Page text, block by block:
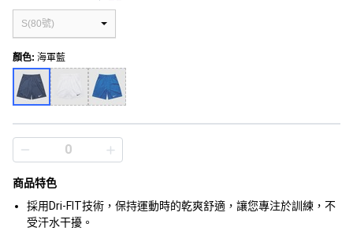
S(80號)
顏色: 海軍藍
商品特色
採用Dri-FIT技術，保持運動時的乾爽舒適，讓您專注於訓練，不
受汗水干擾。